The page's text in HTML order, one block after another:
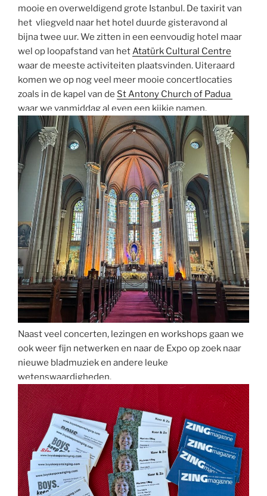
mooie en overweldigend grote Istanbul. De taxirit van
het vliegveld naar het hotel duurde gisteravond al
bijna twee uur. We zitten in een eenvoudig hotel maar
wel op loopafstand van hetAtatürk Cultural Centre
waar de meeste activiteiten plaatsvinden. Uiteraard
komen we op nog veel meer mooie concertlocaties
zoals in de kapel van de St Antony Church of Padua
waar we vanmiddag al even een kijkje namen.
Naast veel concerten, lezingen en workshops gaan we
ook weer fijn netwerken en naar de Expo op zoek naar
nieuwe bladmuziek en andere leuke
wetenswaardigheden.